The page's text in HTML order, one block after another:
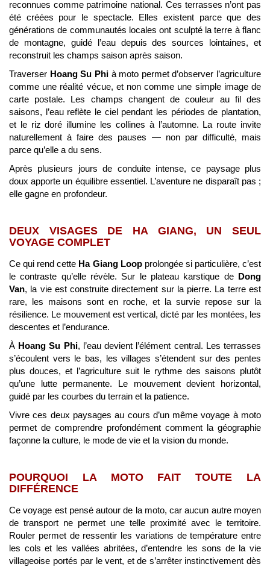
reconnues comme patrimoine national. Ces terrasses n’ont pas
été créées pour le spectacle. Elles existent parce que des
générations de communautés locales ont sculpté la terre à flanc
de montagne, guidé l’eau depuis des sources lointaines, et
reconstruit les champs saison après saison.
Traverser Hoang Su Phi à moto permet d’observer l’agriculture
comme une réalité vécue, et non comme une simple image de
carte postale. Les champs changent de couleur au fil des
saisons, l’eau reflète le ciel pendant les périodes de plantation,
et le riz doré illumine les collines à l’automne. La route invite
naturellement à faire des pauses — non par difficulté, mais
parce qu’elle a du sens.
Après plusieurs jours de conduite intense, ce paysage plus
doux apporte un équilibre essentiel. L’aventure ne disparaît pas ;
elle gagne en profondeur.
DEUX VISAGES DE HA GIANG, UN SEUL
VOYAGE COMPLET
Ce qui rend cette Ha Giang Loopprolongée si particulière, c’est
le contraste qu’elle révèle. Sur le plateau karstique de Dong
Van, la vie est construite directement sur la pierre. La terre est
rare, les maisons sont en roche, et la survie repose sur la
résilience. Le mouvement est vertical, dicté par les montées, les
descentes et l’endurance.
À Hoang Su Phi, l’eau devient l’élément central. Les terrasses
s’écoulent vers le bas, les villages s’étendent sur des pentes
plus douces, et l’agriculture suit le rythme des saisons plutôt
qu’une lutte permanente. Le mouvement devient horizontal,
guidé par les courbes du terrain et la patience.
Vivre ces deux paysages au cours d’un même voyage à moto
permet de comprendre profondément comment la géographie
façonne la culture, le mode de vie et la vision du monde.
POURQUOI LA MOTO FAIT TOUTE LA
DIFFÉRENCE
Ce voyage est pensé autour de la moto, car aucun autre moyen
de transport ne permet une telle proximité avec le territoire.
Rouler permet de ressentir les variations de température entre
les cols et les vallées abritées, d’entendre les sons de la vie
villageoise portés par le vent, et de s’arrêter instinctivement dès